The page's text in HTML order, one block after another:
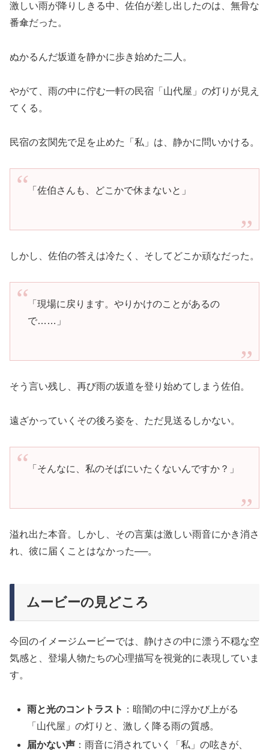
激しい雨が降りしきる中、佐伯が差し出したのは、無骨な
番傘だった。
ぬかるんだ坂道を静かに歩き始めた二人。
やがて、雨の中に佇む一軒の民宿「山代屋」の灯りが見え
てくる。
民宿の玄関先で足を止めた「私」は、静かに問いかける。
「佐伯さんも、どこかで休まないと」
しかし、佐伯の答えは冷たく、そしてどこか頑なだった。
「現場に戻ります。やりかけのことがあるの
で……」
そう言い残し、再び雨の坂道を登り始めてしまう佐伯。
遠ざかっていくその後ろ姿を、ただ見送るしかない。
「そんなに、私のそばにいたくないんですか？」
溢れ出た本音。しかし、その言葉は激しい雨音にかき消さ
れ、彼に届くことはなかった──。
ムービーの見どころ
今回のイメージムービーでは、静けさの中に漂う不穏な空
気感と、登場人物たちの心理描写を視覚的に表現していま
す。
雨と光のコントラスト ：暗闇の中に浮かび上がる
「山代屋」の灯りと、激しく降る雨の質感。
届かない声 ：雨音に消されていく「私」の呟きが、